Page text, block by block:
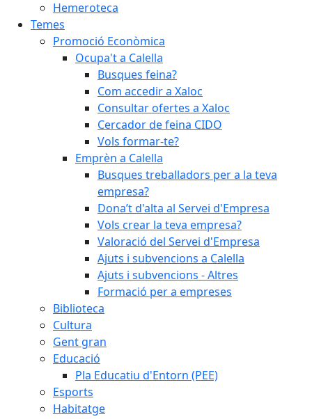
Hemeroteca
Temes
Promoció Econòmica
Ocupa't a Calella
Busques feina?
Com accedir a Xaloc
Consultar ofertes a Xaloc
Cercador de feina CIDO
Vols formar-te?
Emprèn a Calella
Busques treballadors per a la teva
empresa?
Dona’t d'alta al Servei d'Empresa
Vols crear la teva empresa?
Valoració del Servei d'Empresa
Ajuts i subvencions a Calella
Ajuts i subvencions - Altres
Formació per a empreses
Biblioteca
Cultura
Gent gran
Educació
Pla Educatiu d'Entorn (PEE)
Esports
Habitatge